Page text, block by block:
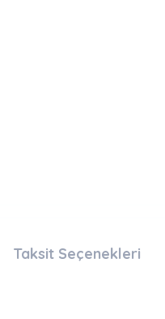
Taksit Seçenekleri